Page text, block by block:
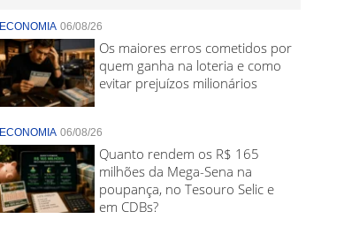
ECONOMIA 06/08/26
Os maiores erros cometidos por
quem ganha na loteria e como
evitar prejuízos milionários
ECONOMIA 06/08/26
Quanto rendem os R$ 165
milhões da Mega-Sena na
poupança, no Tesouro Selic e
em CDBs?